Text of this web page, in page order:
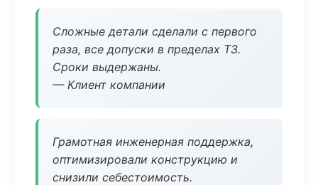
Сложные детали сделали с первого
раза, все допуски в пределах ТЗ.
Сроки выдержаны.
— Клиент компании
Грамотная инженерная поддержка,
оптимизировали конструкцию и
снизили себестоимость.